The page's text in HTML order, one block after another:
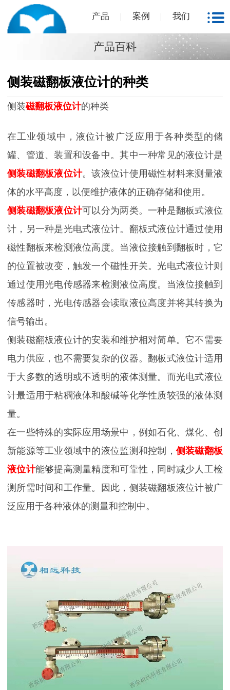
产品 案例 我们
产品百科
侧装磁翻板液位计的种类
侧装磁翻板液位计的种类
在工业领域中，液位计被广泛应用于各种类型的储
罐、管道、装置和设备中。其中一种常见的液位计是
侧装磁翻板液位计。该液位计使用磁性材料来测量液
体的水平高度，以便维护液体的正确存储和使用。
侧装磁翻板液位计可以分为两类。一种是翻板式液位
计，另一种是光电式液位计。翻板式液位计通过使用
磁性翻板来检测液位高度。当液位接触到翻板时，它
的位置被改变，触发一个磁性开关。光电式液位计则
通过使用光电传感器来检测液位高度。当液位接触到
传感器时，光电传感器会读取液位高度并将其转换为
信号输出。
侧装磁翻板液位计的安装和维护相对简单。它不需要
电力供应，也不需要复杂的仪器。翻板式液位计适用
于大多数的透明或不透明的液体测量。而光电式液位
计最适用于粘稠液体和酸碱等化学性质较强的液体测
量。
在一些特殊的实际应用场景中，例如石化、煤化、创
新能源等工业领域中的液位监测和控制， 侧装磁翻板
液位计能够提高测量精度和可靠性，同时减少人工检
测所需时间和工作量。因此，侧装磁翻板液位计被广
泛应用于各种液体的测量和控制中。